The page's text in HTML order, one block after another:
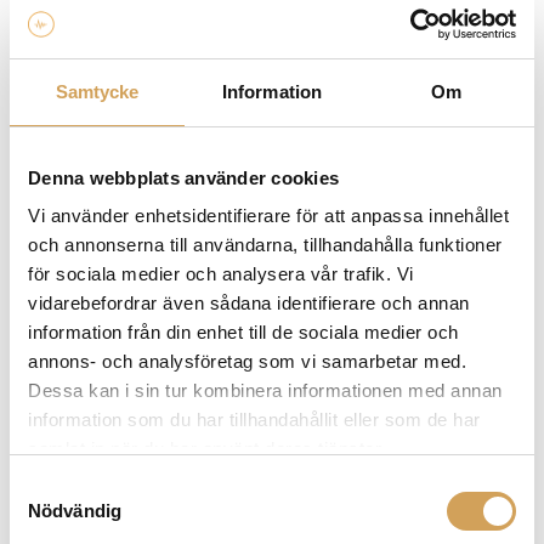
Samtycke Information Om
Denna webbplats använder cookies
Vi använder enhetsidentifierare för att anpassa innehållet
och annonserna till användarna, tillhandahålla funktioner
för sociala medier och analysera vår trafik. Vi
vidarebefordrar även sådana identifierare och annan
information från din enhet till de sociala medier och
annons- och analysföretag som vi samarbetar med.
Dessa kan i sin tur kombinera informationen med annan
information som du har tillhandahållit eller som de har
Nödvändig
Ytterligare information
2 Meter, 3 Meter,4 Meter,6 Meter
Varumärke
SUPRA CABLES
Supra Cables är ett varumärke som fokuserar på
och pålitlighet har Supra Cables etablerat sig som en
ledande tillverkare inom branschen. Supra Cables